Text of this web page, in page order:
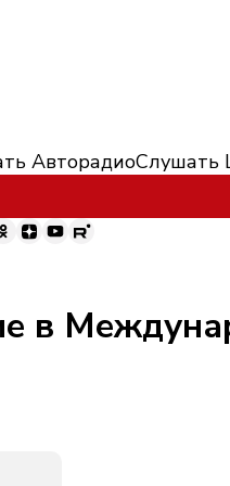
АвторадиоСлушать
в